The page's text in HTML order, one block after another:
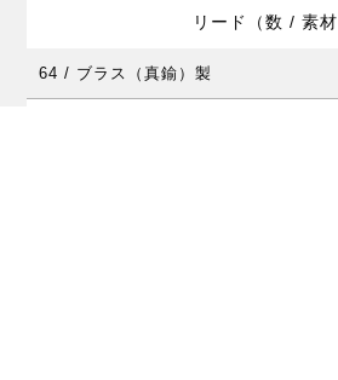
リード（数 / 素材
64 / ブラス（真鍮）製